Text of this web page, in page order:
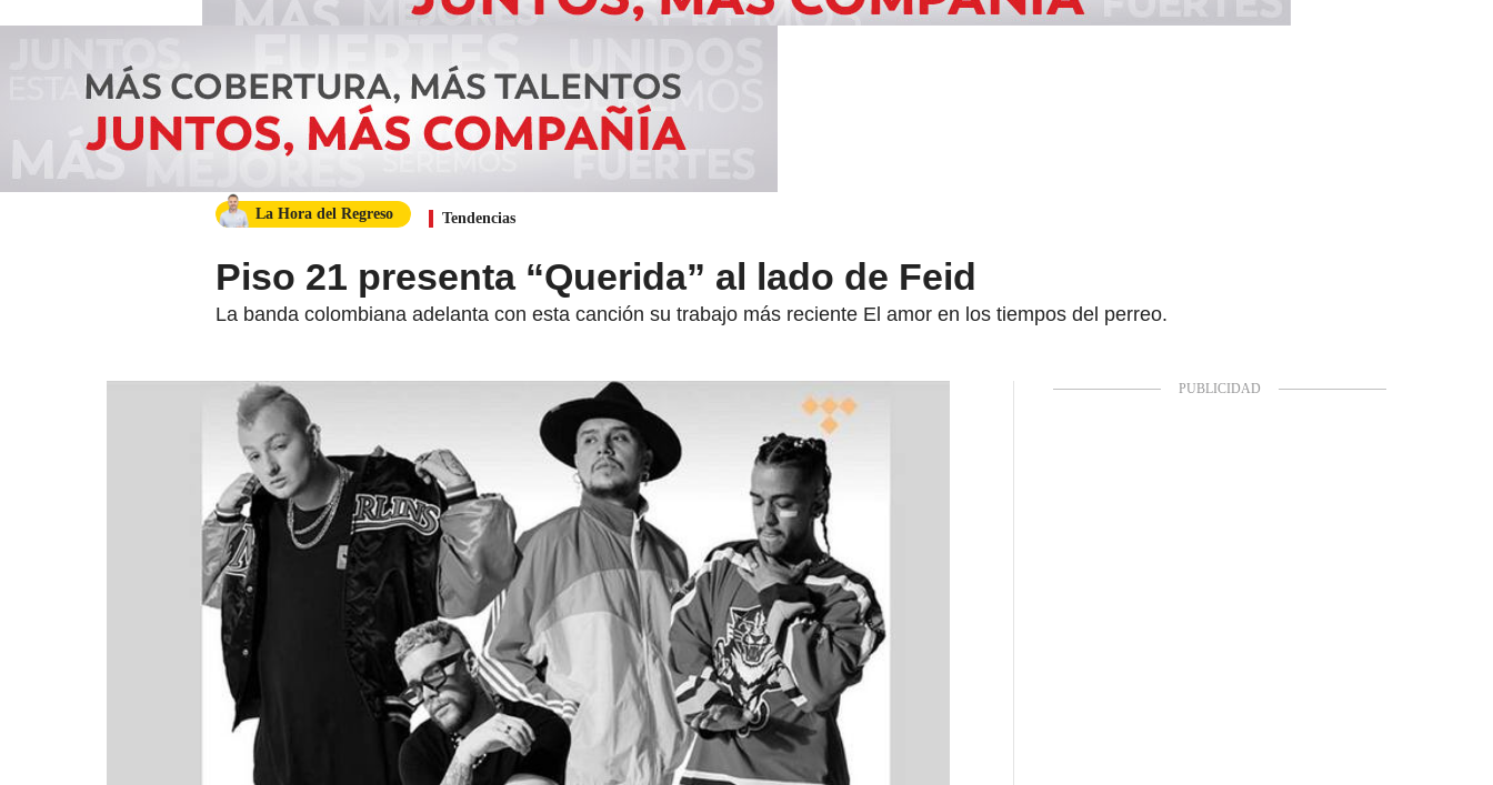
La Hora del Regreso Tendencias
Piso 21 presenta “Querida” al lado de Feid
La banda colombiana adelanta con esta canción su trabajo más reciente El amor en los tiempos del perreo.